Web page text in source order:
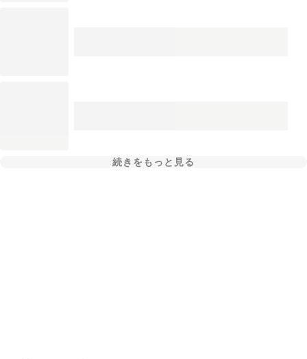
続きをもっと見る